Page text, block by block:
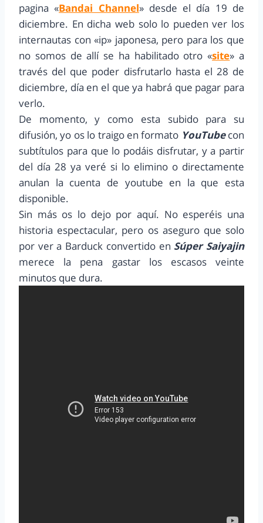
pagina «Bandai Channel» desde el día 19 de
diciembre. En dicha web solo lo pueden ver los
internautas con «ip» japonesa, pero para los que
no somos de allí se ha habilitado otro «site» a
través del que poder disfrutarlo hasta el 28 de
diciembre, día en el que ya habrá que pagar para
verlo.
De momento, y como esta subido para su
difusión, yo os lo traigo en formato YouTubecon
subtítulos para que lo podáis disfrutar, y a partir
del día 28 ya veré si lo elimino o directamente
anulan la cuenta de youtube en la que esta
disponible.
Sin más os lo dejo por aquí. No esperéis una
historia espectacular, pero os aseguro que solo
por ver a Barduck convertido en Súper Saiyajin
merece la pena gastar los escasos veinte
minutos que dura.